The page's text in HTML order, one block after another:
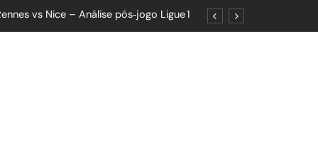
vs Nice – Análise pós‑jogo Ligue 1
o Resultado Esconde o Progresso
Que Nasceu da Garra e do Controle